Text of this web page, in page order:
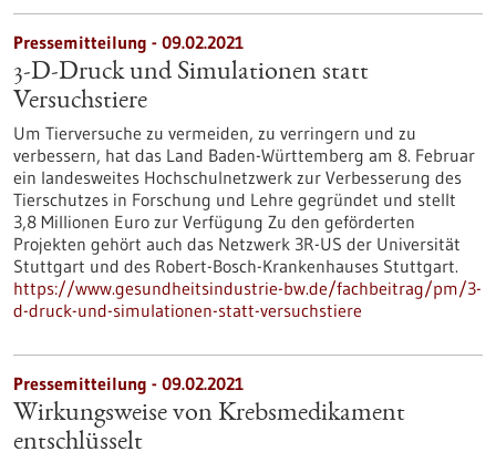
Pressemitteilung - 09.02.2021
3-D-Druck und Simulationen statt
Versuchstiere
Um Tierversuche zu vermeiden, zu verringern und zu
verbessern, hat das Land Baden-Württemberg am 8. Februar
ein landesweites Hochschulnetzwerk zur Verbesserung des
Tierschutzes in Forschung und Lehre gegründet und stellt
3,8 Millionen Euro zur Verfügung Zu den geförderten
Projekten gehört auch das Netzwerk 3R-US der Universität
Stuttgart und des Robert-Bosch-Krankenhauses Stuttgart.
https://www.gesundheitsindustrie-bw.de/fachbeitrag/pm/3-
d-druck-und-simulationen-statt-versuchstiere
Pressemitteilung - 09.02.2021
Wirkungsweise von Krebsmedikament
entschlüsselt